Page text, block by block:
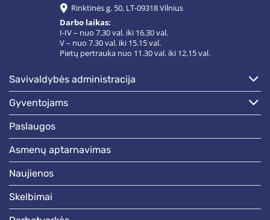
Rinktinės g. 50, LT-09318 Vilnius
Darbo laikas:
I-IV – nuo 7.30 val. iki 16.30 val.
V – nuo 7.30 val. iki 15.15 val.
Pietų pertrauka nuo 11.30 val. iki 12.15 val.
savivaldybės administracija
gyventojams
paslaugos
asmenų aptarnavimas
naujienos
skelbimai